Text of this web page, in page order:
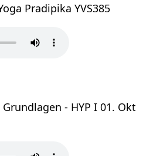
Pradipika YVS385
- HYP I 01. Okt